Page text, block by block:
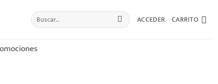
Buscar
por:
ACCEDER CARRITO